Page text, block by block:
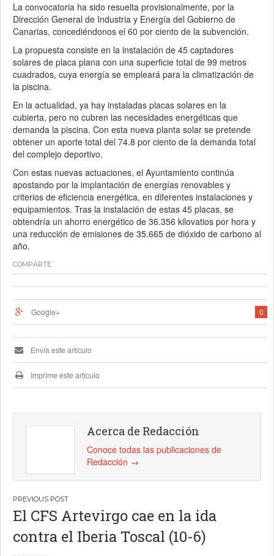
La convocatoria ha sido resuelta provisionalmente, por la
Dirección General de Industria y Energía del Gobierno de
Canarias, concediéndonos el 60 por ciento de la subvención.
La propuesta consiste en la instalación de 45 captadores
solares de placa plana con una superficie total de 99 metros
cuadrados, cuya energía se empleará para la climatización de
la piscina.
En la actualidad, ya hay instaladas placas solares en la
cubierta, pero no cubren las necesidades energéticas que
demanda la piscina. Con esta nueva planta solar se pretende
obtener un aporte total del 74.8 por ciento de la demanda total
del complejo deportivo.
Con estas nuevas actuaciones, el Ayuntamiento continúa
apostando por la implantación de energías renovables y
criterios de eficiencia energética, en diferentes instalaciones y
equipamientos. Tras la instalación de estas 45 placas, se
obtendría un ahorro energético de 36.356 kilovatios por hora y
una reducción de emisiones de 35.665 de dióxido de carbono al
año.
COMPARTE
0
Google+
Envía este artículo
Imprime este artículo
Acerca de Redacción
Conoce todas las publicaciones de
Redacción →
Navegación
de
entradas
El CFS Artevirgo cae en la ida
contra el Iberia Toscal (10-6)